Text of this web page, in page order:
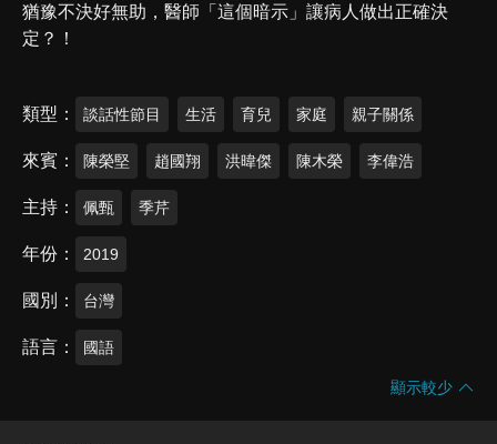
猶豫不決好無助，醫師「這個暗示」讓病人做出正確決
定？！
類型 談話性節目 生活 育兒 家庭 親子關係
來賓 陳榮堅 趙國翔 洪暐傑 陳木榮 李偉浩
主持 佩甄 季芹
年份 2019
國別 台灣
語言 國語
顯示較少